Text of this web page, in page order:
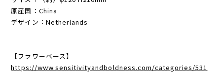
原産国：China
デザイン：Netherlands
【フラワーベース】
https://www.sensitivityandboldness.com/categories/531